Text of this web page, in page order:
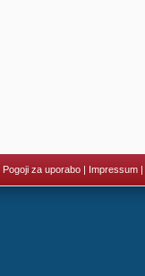
Pogoji za uporabo| Impressum|